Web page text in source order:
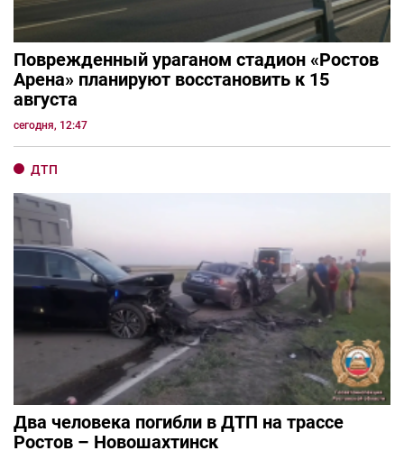
Поврежденный ураганом стадион «Ростов
Арена» планируют восстановить к 15
августа
сегодня, 12:47
ДТП
Два человека погибли в ДТП на трассе
Ростов – Новошахтинск